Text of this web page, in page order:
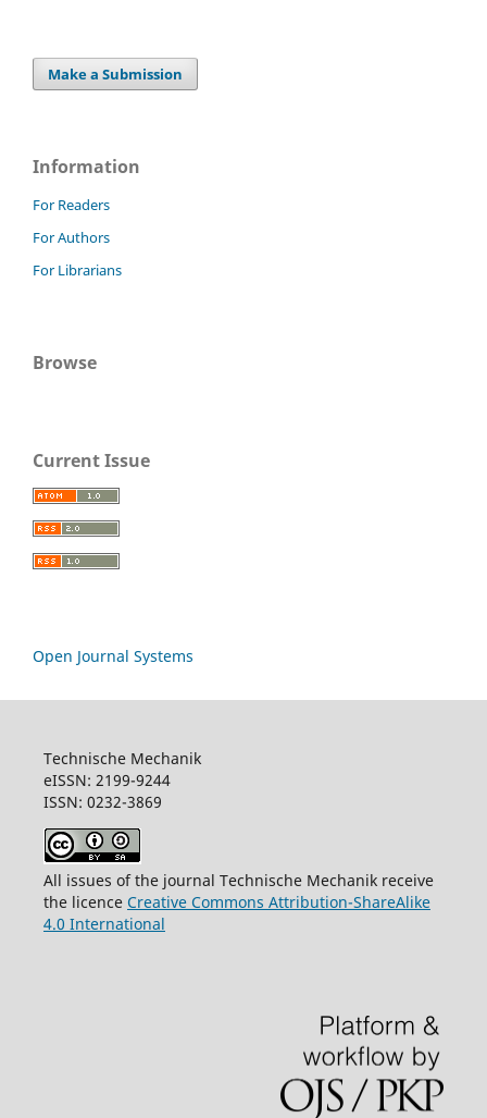
Make a Submission
Information
For Readers
For Authors
For Librarians
Browse
Current Issue
Open Journal Systems
Technische Mechanik
eISSN: 2199-9244
ISSN: 0232-3869
All issues of the journal Technische Mechanik receive
the licence Creative Commons Attribution-ShareAlike
4.0 International